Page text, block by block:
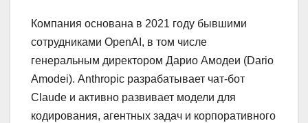
Компания основана в 2021 году бывшими
сотрудниками OpenAI, в том числе
генеральным директором Дарио Амодеи (Dario
Amodei). Anthropic разрабатывает чат-бот
Claude и активно развивает модели для
кодирования, агентных задач и корпоративного